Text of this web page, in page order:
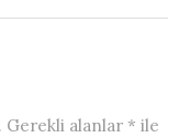
Gerekli alanlar * ile